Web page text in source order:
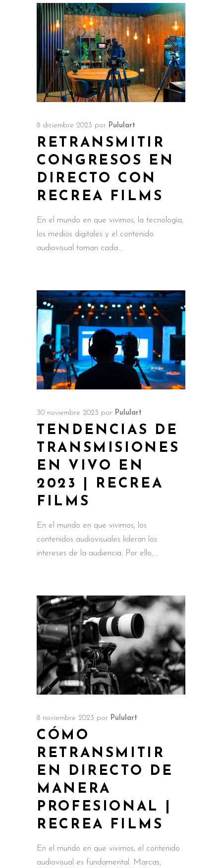
8 diciembre 2023 por Pululart
RETRANSMITIR
CONGRESOS EN
DIRECTO CON
RECREA FILMS
En el mundo en que vivimos, la tecnología,
los medios digitales y el contenido
audiovisual toman cada
30 noviembre 2023 por Pululart
TENDENCIAS DE
TRANSMISIONES
EN VIVO EN
2023 | RECREA
FILMS
En el mundo en que vivimos, los
contenidos audiovisuales lideran los
intereses de la audiencia. Por ello,
8 noviembre 2023 por Pululart
CÓMO
RETRANSMITIR
EN DIRECTO DE
MANERA
PROFESIONAL |
RECREA FILMS
En el mundo en que vivimos, el contenido
audiovisual es fundamental. Marcas,